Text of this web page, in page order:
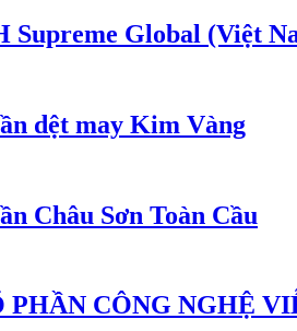
Supreme Global (Việt
dệt may Kim Vàng
Châu Sơn Toàn Cầu
PHẦN CÔNG NGHỆ